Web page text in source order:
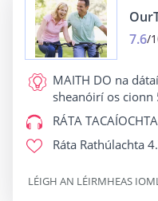
7.6/
MAITH DO na
sheanóirí os cionn
RÁTA TACAÍOCHTA
Ráta Rathúlachta
LÉIGH AN LÉIRMHEAS